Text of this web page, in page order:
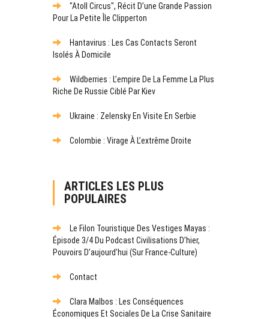
"Atoll Circus", Récit D’une Grande Passion
Pour La Petite Île Clipperton
Hantavirus : Les Cas Contacts Seront
Isolés À Domicile
Wildberries : L’empire De La Femme La Plus
Riche De Russie Ciblé Par Kiev
Ukraine : Zelensky En Visite En Serbie
Colombie : Virage À L’extrême Droite
ARTICLES LES PLUS
POPULAIRES
Le Filon Touristique Des Vestiges Mayas :
Épisode 3/4 Du Podcast Civilisations D’hier,
Pouvoirs D’aujourd’hui (sur France-Culture)
Contact
Clara Malbos : Les Conséquences
Économiques Et Sociales De La Crise Sanitaire